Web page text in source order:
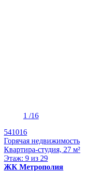
1 /16
541016
Горячая недвижимость
Квартира-студия, 27 м²
Этаж: 9 из 29
ЖК Метрополия